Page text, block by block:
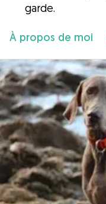
garde.
À propos de moi